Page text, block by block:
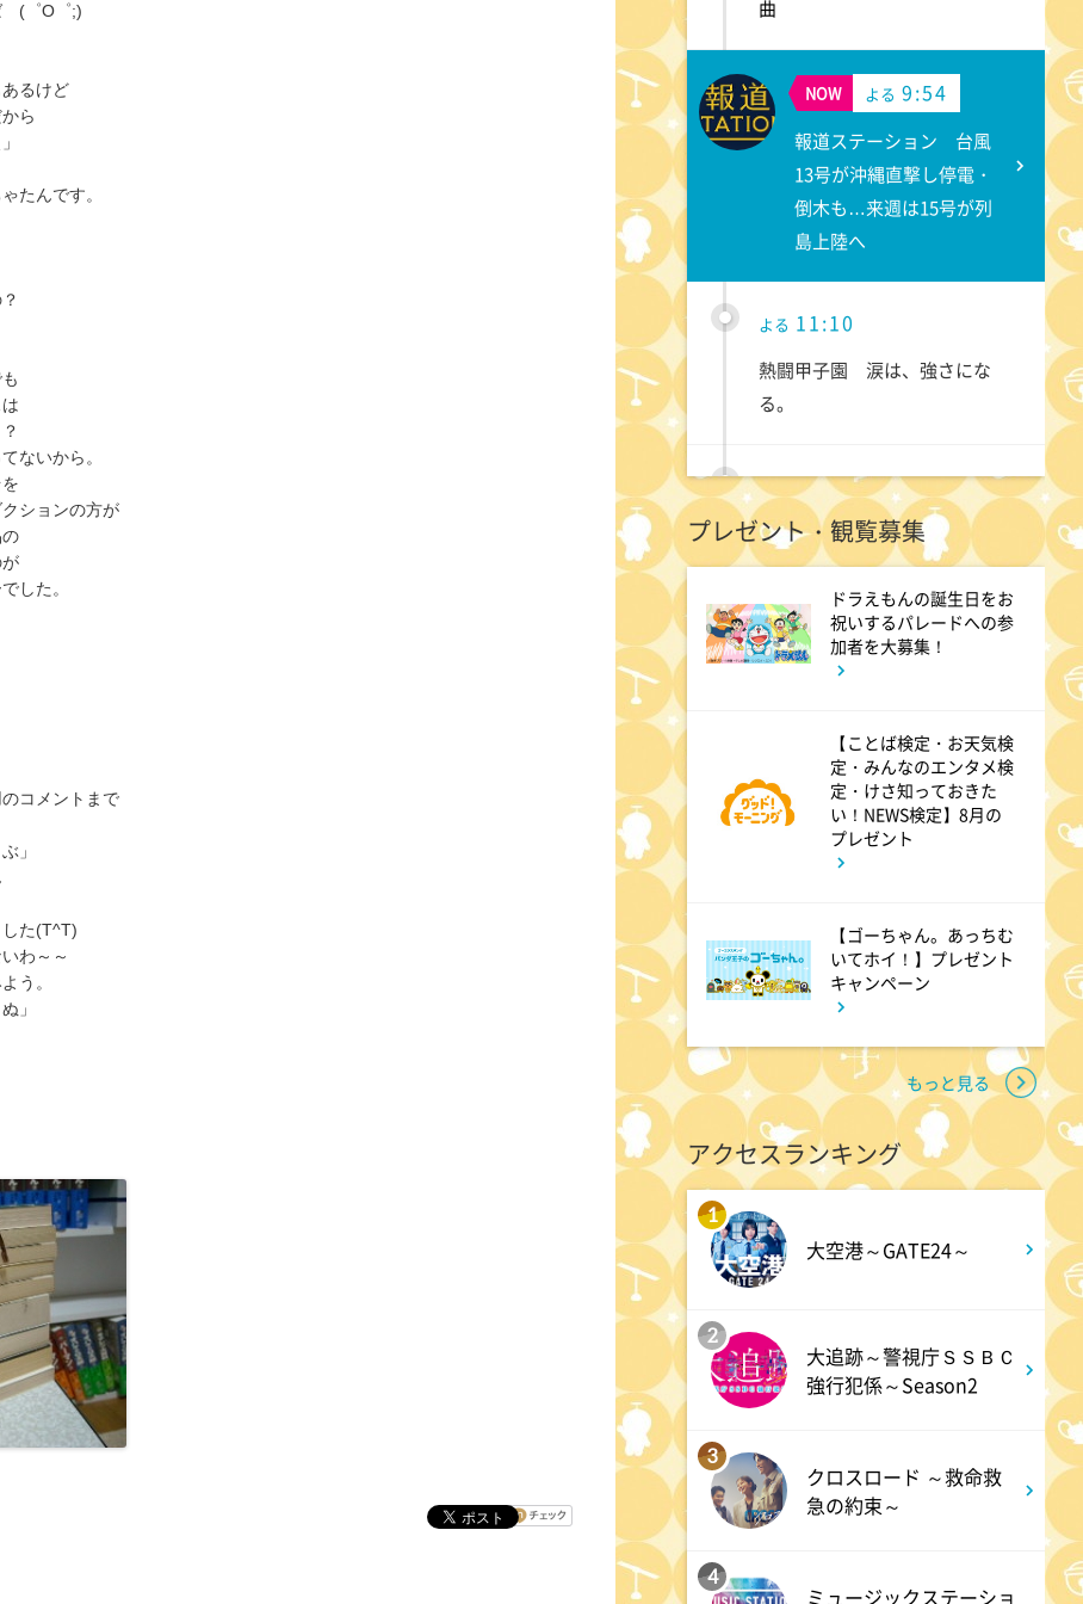
(゜O゜;)
るけど
ら
たんです。
ないから。
ションの方が
した。
コメントまで
」
た(T^T)
わ～～
う。
」
曲
NOW よる 9:54
報道ステーション 台風
13号が沖縄直撃し停電・
倒木も…来週は15号が列
島上陸へ
よる 11:10
熱闘甲子園 涙は、強さにな
る。
よる 11:40
気づきの扉
よる 11:45
名探偵のままでいて #4
0:45
キッチンカー大作戦!
1:15
バズマンTV
深夜 1:45
ラブ!!Jリーグ
深夜 2:00
M:ZINE
深夜 2:20
深夜 2:22
深夜
新日ちゃんぴおん! 天山広吉
プレゼント・観覧募集
ドラえもんの誕生日をお
祝いするパレードへの参
加者を大募集！
【ことば検定・お天気検
定・みんなのエンタメ検
定・けさ知っておきた
い！NEWS検定】8月の
プレゼント
【ゴーちゃん。あっちむ
いてホイ！】プレゼント
キャンペーン
もっと見る
アクセスランキング
1
大空港～GATE24～
2
大追跡～警視庁ＳＳＢＣ
強行犯係～Season2
3
クロスロード ～救命救
急の約束～
4
ミュージックステーショ